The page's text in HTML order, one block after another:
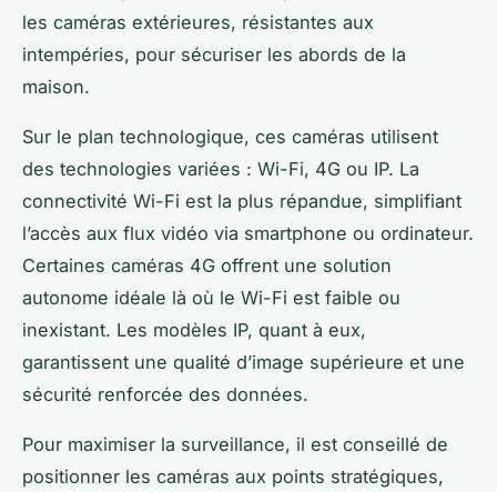
les caméras extérieures, résistantes aux
intempéries, pour sécuriser les abords de la
maison.
Sur le plan technologique, ces caméras utilisent
des technologies variées : Wi-Fi, 4G ou IP. La
connectivité Wi-Fi est la plus répandue, simplifiant
l’accès aux flux vidéo via smartphone ou ordinateur.
Certaines caméras 4G offrent une solution
autonome idéale là où le Wi-Fi est faible ou
inexistant. Les modèles IP, quant à eux,
garantissent une qualité d’image supérieure et une
sécurité renforcée des données.
Pour maximiser la surveillance, il est conseillé de
positionner les caméras aux points stratégiques,